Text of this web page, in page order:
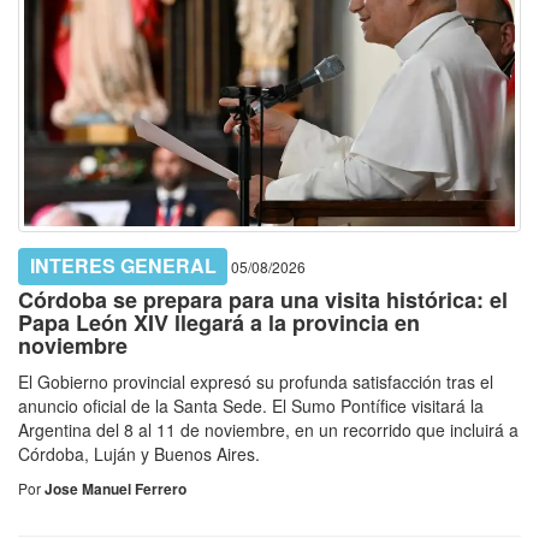
INTERES GENERAL 05/08/2026
Córdoba se prepara para una visita histórica: el
Papa León XIV llegará a la provincia en
noviembre
El Gobierno provincial expresó su profunda satisfacción tras el
anuncio oficial de la Santa Sede. El Sumo Pontífice visitará la
Argentina del 8 al 11 de noviembre, en un recorrido que incluirá a
Córdoba, Luján y Buenos Aires.
PorJose Manuel Ferrero